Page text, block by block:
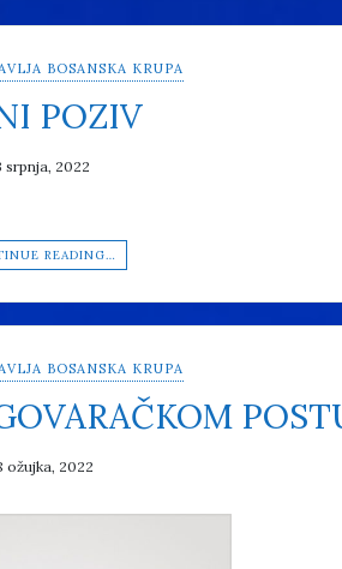
BOSANSKA KRUPA
POZIV
srpnja, 2022
READING…
BOSANSKA KRUPA
ožujka, 2022